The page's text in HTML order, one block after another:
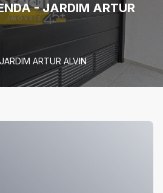
- JARDIM ARTUR
ARTUR ALVIN